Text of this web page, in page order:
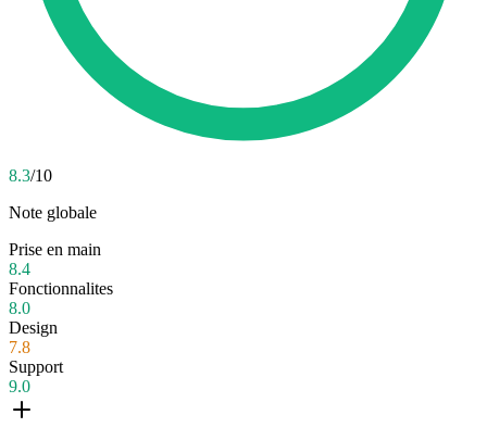
8.3/10
Note globale
Prise en main
8.4
Fonctionnalites
8.0
Design
7.8
Support
9.0